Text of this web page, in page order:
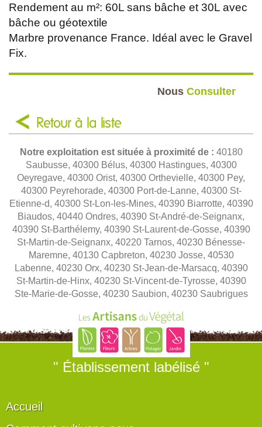
Rendement au m²: 60L sans bâche et 30L avec
bâche ou géotextile
Marbre provenance France. Idéal avec le Gravel
Fix.
Nous Consulter
Retour à la liste
Notre exploitation est située à proximité de : 40180
Saubusse, 40300 Bélus, 40300 Hastingues, 40300
Oeyregave, 40300 Orist, 40300 Orthevielle, 40300 Pey,
40300 Peyrehorade, 40300 Port-de-Lanne, 40300 St-
Etienne-d, 40300 St-Lon-les-Mines, 40390 Biarrotte, 40390
Biaudos, 40440 Ondres, 40390 St-André-de-Seignanx,
40390 St-Barthélemy, 40390 St-Laurent-de-Gosse, 40390
St-Martin-de-Seignanx, 40220 Tarnos, 40230 Bénesse-
Maremne, 40130 Capbreton, 40230 Josse, 40530
Labenne, 40230 Orx, 40230 St-Jean-de-Marsacq, 40390
St-Martin-de-Hinx, 40230 St-Vincent-de-Tyrosse, 40390
Ste-Marie-de-Gosse, 40230 Saubion, 40230 Saubrigues
" Établissement labélisé "
Accueil